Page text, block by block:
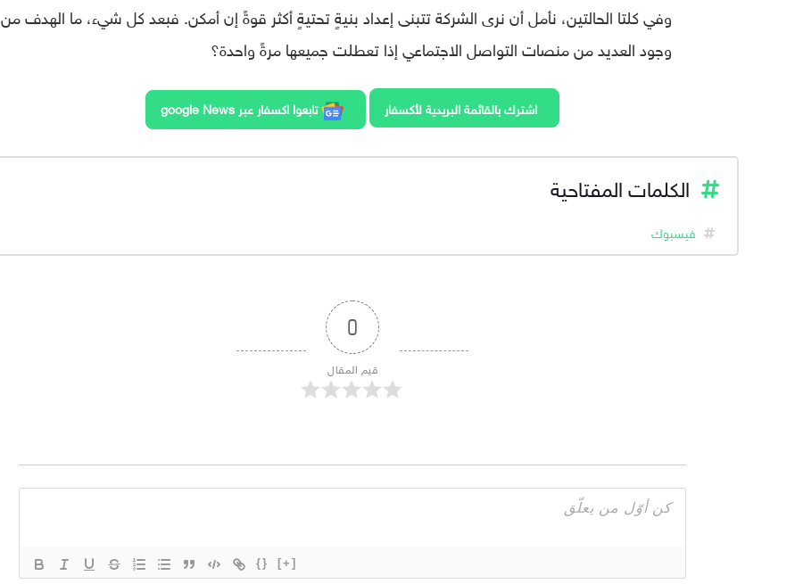
وفي كلتا الحالتين، نأمل أن نرى الشركة تتبنى إعداد بنيةٍ تحتيةٍ أكثر قوةً إن أمكن. فبعد كل شيء، ما الهدف من
وجود العديد من منصات التواصل الاجتماعي إذا تعطلت جميعها مرةً واحدة؟
اشترك بالقائمة البريدية لأكسفار تابعوا اكسفار عبر google News
الكلمات المفتاحية
فيسبوك
0
قيم المقال
{} [+]